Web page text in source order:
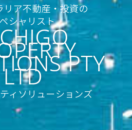
リア不動産・投資の
シャリスト
PTY
LTD
ィソリューションズ